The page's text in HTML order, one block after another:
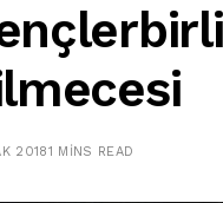
20181 MINS READ